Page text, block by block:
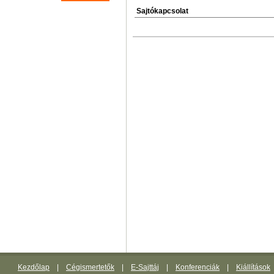
Sajtókapcsolat
Kezdőlap Cégismertetők E-Sajttáj Konferenciák Kiállítások